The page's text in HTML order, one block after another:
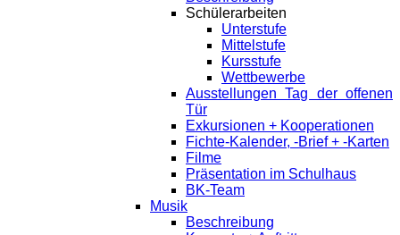
Schülerarbeiten
Unterstufe
Mittelstufe
Kursstufe
Wettbewerbe
Ausstellungen Tag der offenen
Tür
Exkursionen + Kooperationen
Fichte-Kalender, -Brief + -Karten
Filme
Präsentation im Schulhaus
BK-Team
Musik
Beschreibung